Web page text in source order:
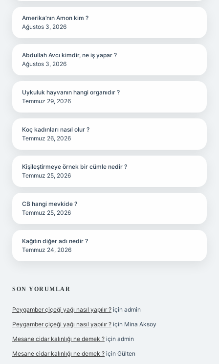
Amerika’nın Amon kim ?
Ağustos 3, 2026
Abdullah Avcı kimdir, ne iş yapar ?
Ağustos 3, 2026
Uykuluk hayvanın hangi organıdır ?
Temmuz 29, 2026
Koç kadınları nasıl olur ?
Temmuz 26, 2026
Kişileştirmeye örnek bir cümle nedir ?
Temmuz 25, 2026
CB hangi mevkide ?
Temmuz 25, 2026
Kağıtın diğer adı nedir ?
Temmuz 24, 2026
SON YORUMLAR
Peygamber çiçeği yağı nasıl yapılır ? için admin
Peygamber çiçeği yağı nasıl yapılır ? için Mina Aksoy
Mesane cidar kalınlığı ne demek ? için admin
Mesane cidar kalınlığı ne demek ? için Gülten